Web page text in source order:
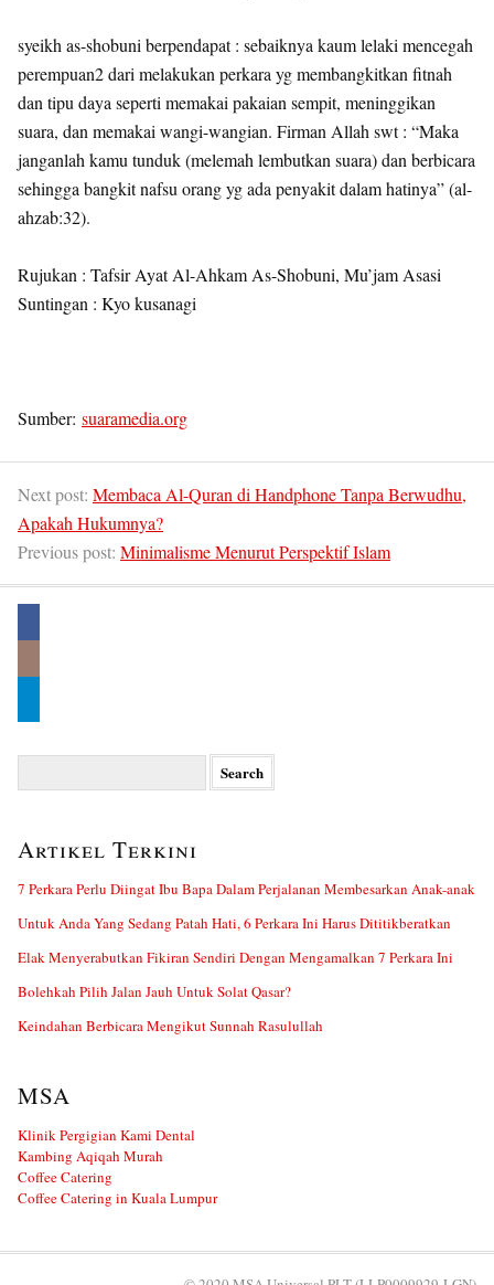
syeikh as-shobuni berpendapat : sebaiknya kaum lelaki mencegah
perempuan2 dari melakukan perkara yg membangkitkan fitnah
dan tipu daya seperti memakai pakaian sempit, meninggikan
suara, dan memakai wangi-wangian. Firman Allah swt : “Maka
janganlah kamu tunduk (melemah lembutkan suara) dan berbicara
sehingga bangkit nafsu orang yg ada penyakit dalam hatinya” (al-
ahzab:32).
Rujukan : Tafsir Ayat Al-Ahkam As-Shobuni, Mu’jam Asasi
Suntingan : Kyo kusanagi
Sumber: suaramedia.org
Next post: Membaca Al-Quran di Handphone Tanpa Berwudhu,
Apakah Hukumnya?
Previous post: Minimalisme Menurut Perspektif Islam
Artikel Terkini
7 Perkara Perlu Diingat Ibu Bapa Dalam Perjalanan Membesarkan Anak-anak
Untuk Anda Yang Sedang Patah Hati, 6 Perkara Ini Harus Dititikberatkan
Elak Menyerabutkan Fikiran Sendiri Dengan Mengamalkan 7 Perkara Ini
Bolehkah Pilih Jalan Jauh Untuk Solat Qasar?
Keindahan Berbicara Mengikut Sunnah Rasulullah
MSA
Klinik Pergigian Kami Dental
Kambing Aqiqah Murah
Coffee Catering
Coffee Catering in Kuala Lumpur